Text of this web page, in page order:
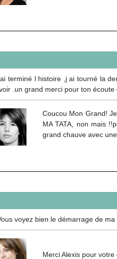
terminé l histoire ,j ai tourné la
.un grand merci pour ton
Coucou Mon Grand!
MA TATA, non mais
grand chauve avec
voyez bien le démarrage de
Merci Alexis pour